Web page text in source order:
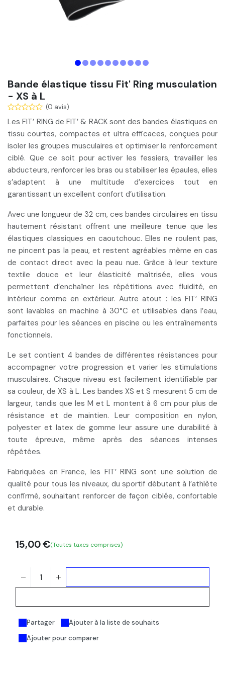
Bande élastique tissu Fit' Ring musculation
- XS à L
(0 avis)
Les FIT’ RING de FIT’ & RACK sont des bandes élastiques en
tissu courtes, compactes et ultra efficaces, conçues pour
isoler les groupes musculaires et optimiser le renforcement
ciblé. Que ce soit pour activer les fessiers, travailler les
abducteurs, renforcer les bras ou stabiliser les épaules, elles
s’adaptent à une multitude d’exercices tout en
garantissant un excellent confort d’utilisation.
Avec une longueur de 32 cm, ces bandes circulaires en tissu
hautement résistant offrent une meilleure tenue que les
élastiques classiques en caoutchouc. Elles ne roulent pas,
ne pincent pas la peau, et restent agréables même en cas
de contact direct avec la peau nue. Grâce à leur texture
textile douce et leur élasticité maîtrisée, elles vous
permettent d’enchaîner les répétitions avec fluidité, en
intérieur comme en extérieur. Autre atout : les FIT’ RING
sont lavables en machine à 30°C et utilisables dans l’eau,
parfaites pour les séances en piscine ou les entraînements
fonctionnels.
Le set contient 4 bandes de différentes résistances pour
accompagner votre progression et varier les stimulations
musculaires. Chaque niveau est facilement identifiable par
sa couleur, de XS à L. Les bandes XS et S mesurent 5 cm de
largeur, tandis que les M et L montent à 6 cm pour plus de
résistance et de maintien. Leur composition en nylon,
polyester et latex de gomme leur assure une durabilité à
toute épreuve, même après des séances intenses
répétées.
Fabriquées en France, les FIT’ RING sont une solution de
qualité pour tous les niveaux, du sportif débutant à l’athlète
confirmé, souhaitant renforcer de façon ciblée, confortable
et durable.
Ajouter pour comparer
Partager Ajouter à la liste de souhaits
15,00€(Toutes taxes comprises)